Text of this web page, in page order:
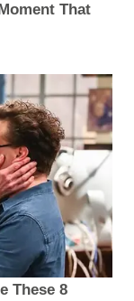
That
These 8